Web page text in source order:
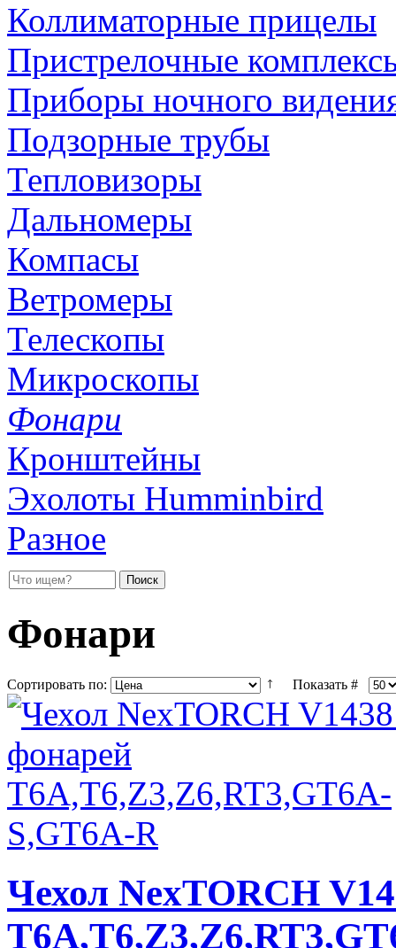
Коллиматорные прицелы
Пристрелочные
Приборы ночного
Подзорные трубы
Тепловизоры
Дальномеры
Компасы
Ветромеры
Телескопы
Микроскопы
Фонари
Кронштейны
Эхолоты Humminbird
Разное
Фонари
Сортировать по: Показать #
Чехол NexTORCH